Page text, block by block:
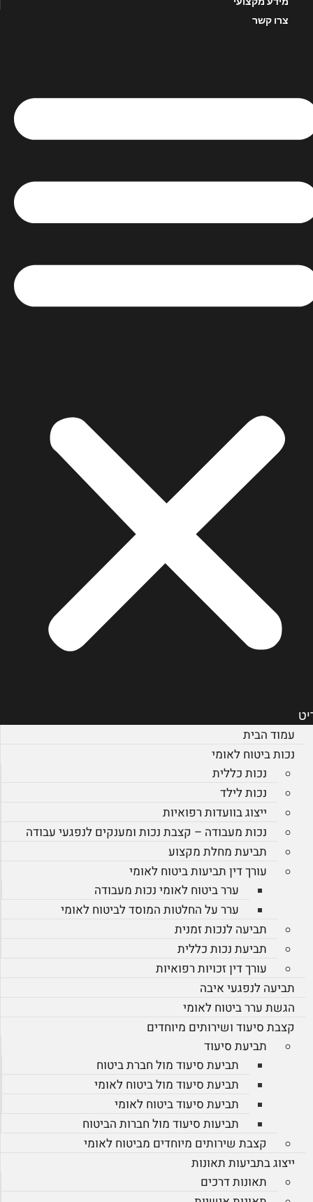
צרו קשר
עמוד הבית
נכות ביטוח לאומי
נכות כללית
נכות לילד
ייצוג בוועדות רפואיות
נכות מעבודה – קצבת נכות ומענקים לנפגעי עבודה
תביעת מחלת מקצוע
עורך דין תביעות ביטוח לאומי
ערר ביטוח לאומי נכות מעבודה
ערר על החלטות המוסד לביטוח לאומי
תביעה לנכות זמנית
תביעת נכות כללית
עורך דין זכויות רפואיות
תביעה לנפגעי איבה
הגשת ערר ביטוח לאומי
קצבת סיעוד ושירותים מיוחדים
תביעת סיעוד
תביעת סיעוד מול חברת ביטוח
תביעת סיעוד מול ביטוח לאומי
תביעת סיעוד ביטוח לאומי
תביעות סיעוד מול חברות הביטוח
קצבת שירותים מיוחדים מביטוח לאומי
ייצוג בתביעות תאונות
תאונות דרכים